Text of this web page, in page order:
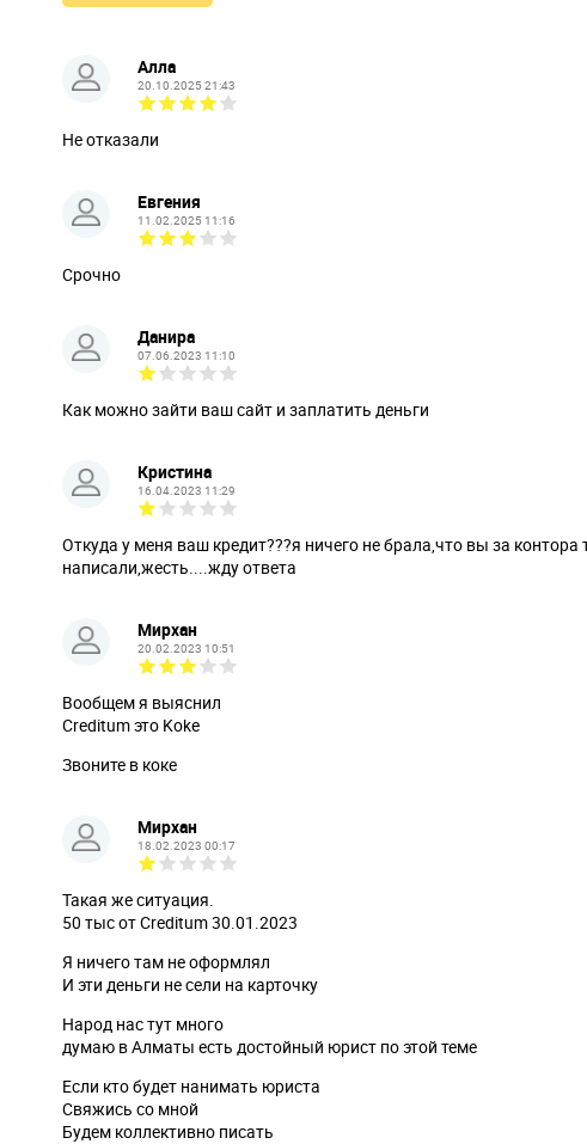
Алла
20.10.2025 21:43
Не отказали
Евгения
11.02.2025 11:16
Срочно
Данира
07.06.2023 11:10
Как можно зайти ваш сайт и заплатить деньги
Кристина
16.04.2023 11:29
Откуда у меня ваш кредит???я ничего не брала,что вы за
написали,жесть....жду ответа
Мирхан
20.02.2023 10:51
Вообщем я выяснил
Creditum это Koke
Звоните в коке
Мирхан
18.02.2023 00:17
Такая же ситуация.
50 тыс от Creditum 30.01.2023
Я ничего там не оформлял
И эти деньги не сели на карточку
Народ нас тут много
думаю в Алматы есть достойный юрист по этой теме
Если кто будет нанимать юриста
Свяжись со мной
Будем коллективно писать